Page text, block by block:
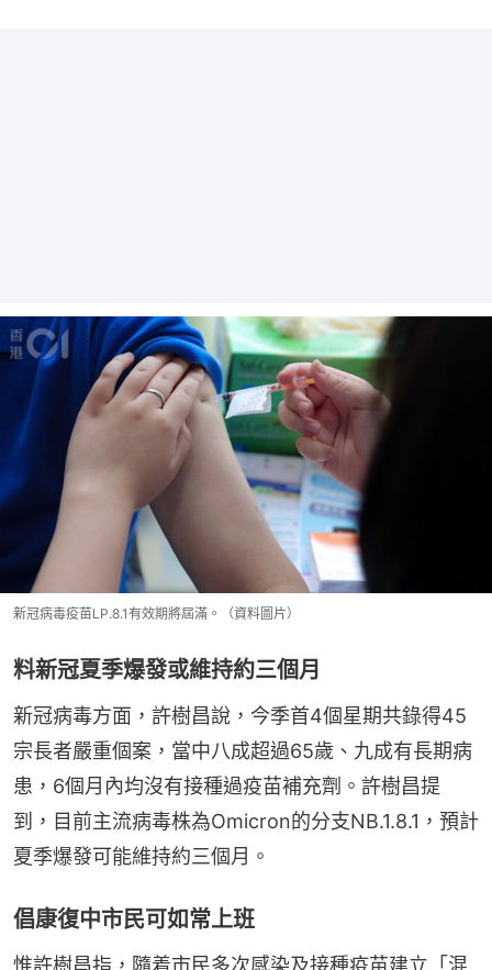
新冠病毒疫苗LP.8.1有效期將屆滿。（資料圖片）
料新冠夏季爆發或維持約三個月
新冠病毒方面，許樹昌說，今季首4個星期共錄得45
宗長者嚴重個案，當中八成超過65歲、九成有長期病
患，6個月內均沒有接種過疫苗補充劑。許樹昌提
到，目前主流病毒株為Omicron的分支NB.1.8.1，預計
夏季爆發可能維持約三個月。
倡康復中市民可如常上班
惟許樹昌指，隨着市民多次感染及接種疫苗建立「混